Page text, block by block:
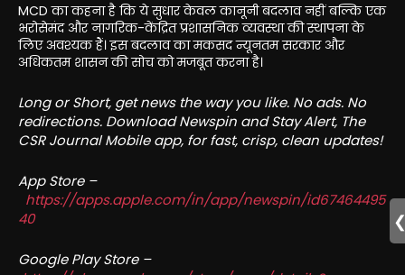
MCD का कहना है कि ये सुधार केवल कानूनी बदलाव नहीं बल्कि एक
भरोसेमंद और नागरिक-केंद्रित प्रशासनिक व्यवस्था की स्थापना के
लिए अवश्यक हैं। इस बदलाव का मकसद न्यूनतम सरकार और
अधिकतम शासन की सोच को मजबूत करना है।
Long or Short, get news the way you like. No ads. No
redirections. Download Newspin and Stay Alert, The
CSR Journal Mobile app, for fast, crisp, clean updates!
App Store –
https://apps.apple.com/in/app/newspin/id67464495
40
Google Play Store –